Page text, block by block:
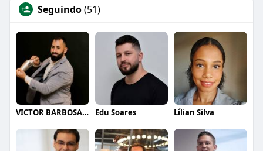
Seguindo(51)
VICTOR BARBOSA QUARANTA Edu Soares Lílian Silva